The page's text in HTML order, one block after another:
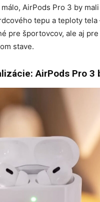
AirPods Pro 3 by
tepu a teploty tela
pre športovcov, ale aj
stave.
AirPods Pro